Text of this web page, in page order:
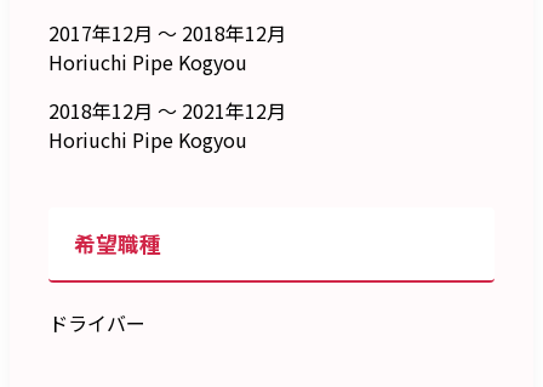
2017年12月 ～ 2018年12月
Horiuchi Pipe Kogyou
2018年12月 ～ 2021年12月
Horiuchi Pipe Kogyou
希望職種
ドライバー